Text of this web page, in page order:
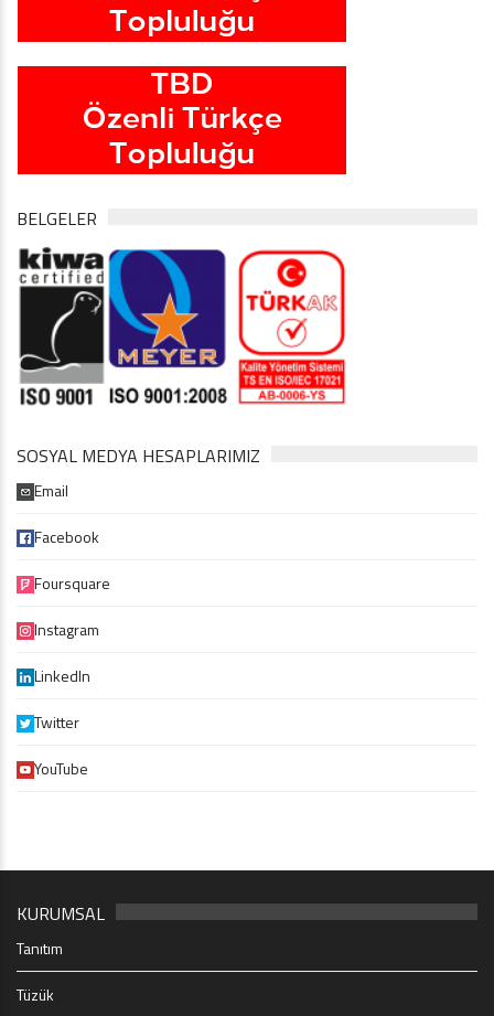
BELGELER
SOSYAL MEDYA HESAPLARIMIZ
Email
Facebook
Foursquare
Instagram
LinkedIn
Twitter
YouTube
KURUMSAL
Tanıtım
Tüzük